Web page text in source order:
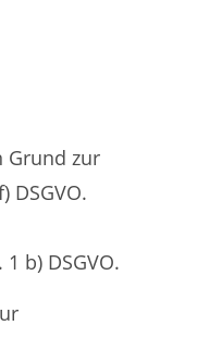
Grund zur
DSGVO.
b) DSGVO.